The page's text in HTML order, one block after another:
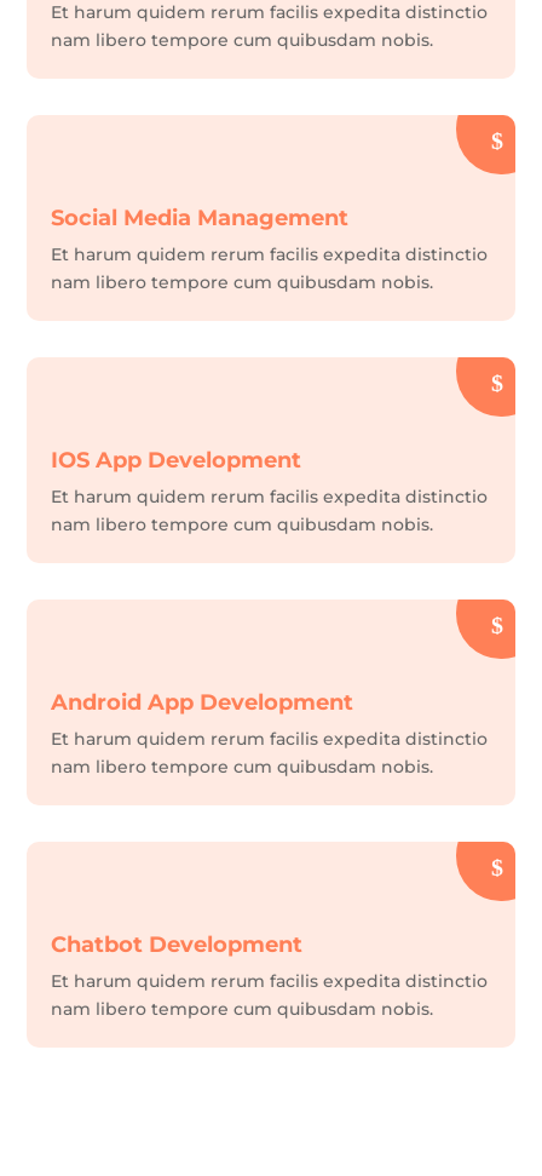
Et harum quidem rerum facilis expedita distinctio
nam libero tempore cum quibusdam nobis.
Social Media Management
Et harum quidem rerum facilis expedita distinctio
nam libero tempore cum quibusdam nobis.
IOS App Development
Et harum quidem rerum facilis expedita distinctio
nam libero tempore cum quibusdam nobis.
Android App Development
Et harum quidem rerum facilis expedita distinctio
nam libero tempore cum quibusdam nobis.
Chatbot Development
Et harum quidem rerum facilis expedita distinctio
nam libero tempore cum quibusdam nobis.